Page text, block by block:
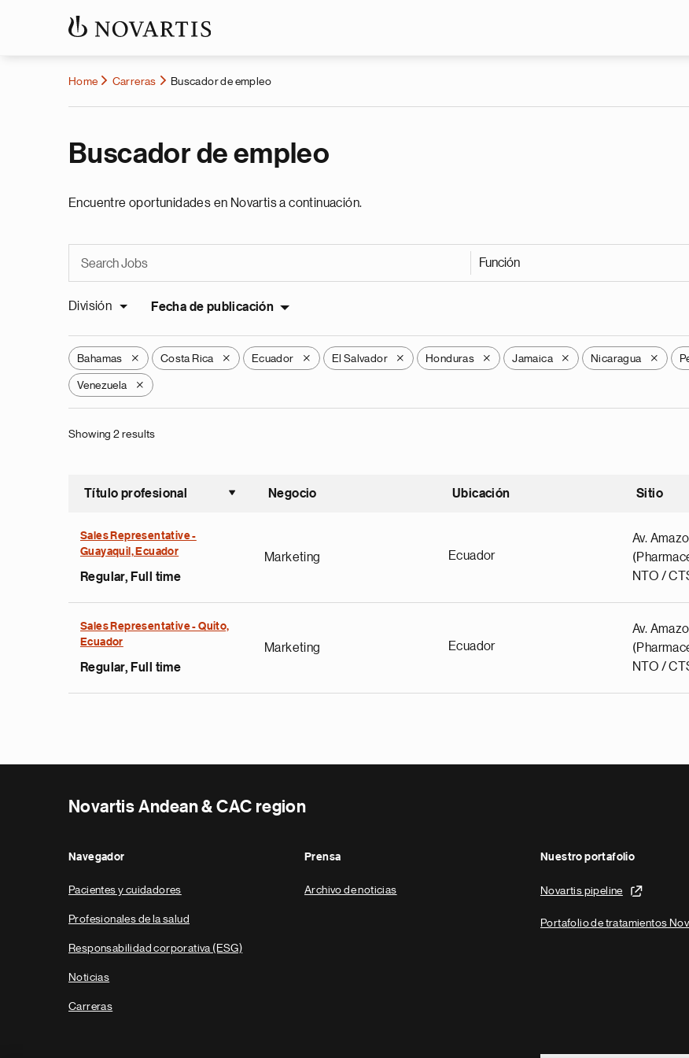
Home Carreras Buscador de empleo
Buscador de empleo
Encuentre oportunidades en Novartis a continuación.
Función
División Fecha de publicación
Bahamas X Costa Rica X Ecuador X El Salvador X Honduras X Jamaica X Nicaragua X
Venezuela X
Showing 2 results
Título profesional
Ordenar ascendente
Negocio Ubicación Sitio
Sales Representative -
Guayaquil, Ecuador
Regular, Full time
Marketing Ecuador
Av.
NTO /
Sales Representative - Quito,
Ecuador
Regular, Full time
Marketing Ecuador
Av.
NTO /
Novartis Andean & CAC region
Navegador
Pacientes y cuidadores
Profesionales de la salud
Responsabilidad corporativa (ESG)
Noticias
Carreras
Prensa
Archivo de noticias
Nuestro portafolio
Novartis pipeline
Portafolio de tratamientos